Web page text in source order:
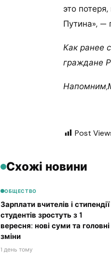
это
Путина», —
Как ранее
граждане
Post
Схожі новини
ОБЩЕСТВО
Зарплати вчителів і стипендії
студентів зростуть з 1
вересня: нові суми та головні
зміни
1 день тому